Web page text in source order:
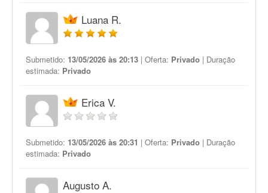
Luana R.
Submetido: 13/05/2026 às 20:13 | Oferta: Privado | Duração
estimada: Privado
Erica V.
Submetido: 13/05/2026 às 20:31 | Oferta: Privado | Duração
estimada: Privado
Augusto A.